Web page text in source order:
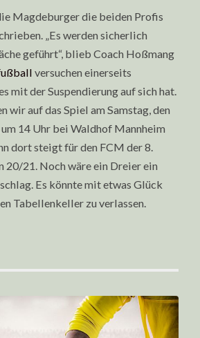
Magdeburger die beiden Profis
„Es werden sicherlich
geführt“, blieb Coach Hoßmang
versuchen einerseits
mit der Suspendierung auf sich hat.
wir auf das Spiel am Samstag, den
14 Uhr bei Waldhof Mannheim
dort steigt für den FCM der 8.
20/21. Noch wäre ein Dreier ein
Es könnte mit etwas Glück
Tabellenkeller zu verlassen.